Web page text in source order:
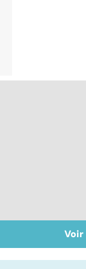
Cannabis : une
dépendance